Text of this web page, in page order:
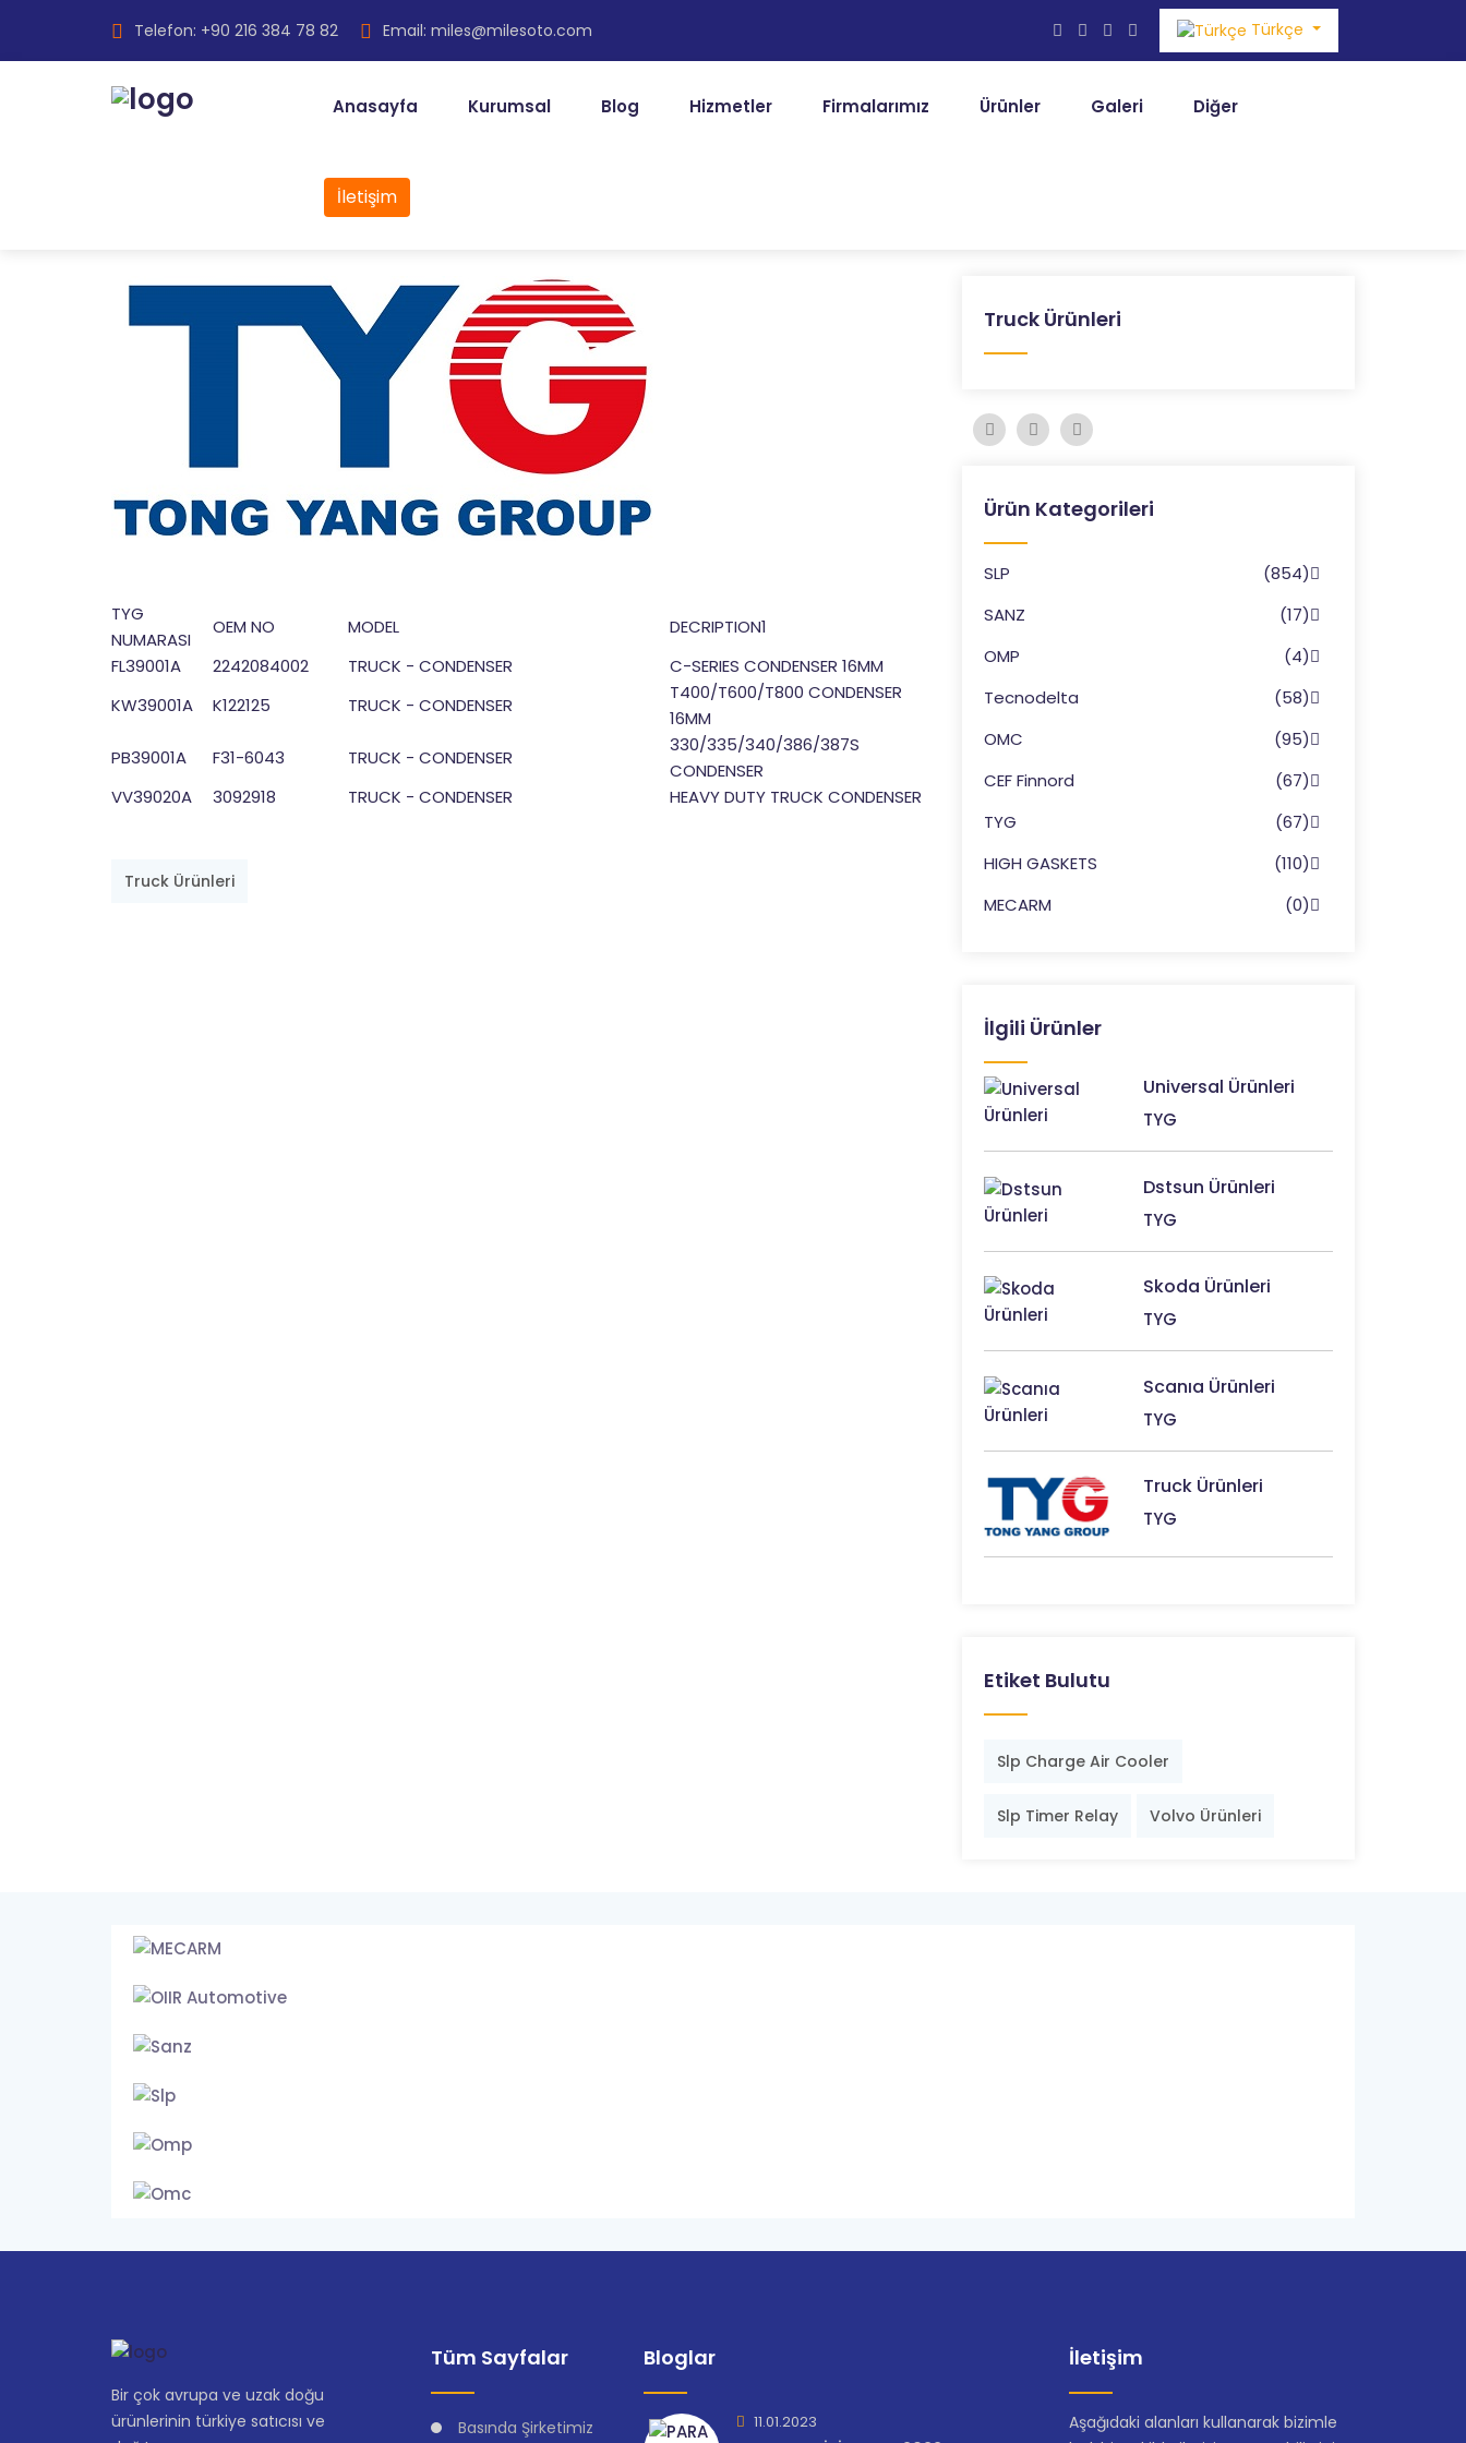
Telefon: +90 216 384 78 82 Email: miles@milesoto.com Türkçe
Anasayfa Kurumsal Blog Hizmetler Firmalarımız Ürünler Galeri Diğer
İletişim
TYG
NUMARASI
OEM NO MODEL
DECRIPTION1
FL39001A
2242084002 TRUCK - CONDENSER
C-SERIES CONDENSER 16MM
KW39001A
K122125 TRUCK - CONDENSER
T400/T600/T800 CONDENSER
16MM
PB39001A
F31-6043 TRUCK - CONDENSER
330/335/340/386/387S
CONDENSER
VV39020A
3092918 TRUCK - CONDENSER HEAVY DUTY TRUCK CONDENSER
Truck Ürünleri
Truck Ürünleri
Ürün Kategorileri
SLP
(854)
SANZ
(17)
OMP
(4)
Tecnodelta
(58)
OMC
(95)
CEF Finnord
(67)
TYG
(67)
HIGH GASKETS
(110)
MECARM
(0)
İlgili Ürünler
Universal Ürünleri
TYG
Dstsun Ürünleri
TYG
Skoda Ürünleri
TYG
Scanıa Ürünleri
TYG
Truck Ürünleri
TYG
Etiket Bulutu
Slp Charge Air Cooler
Slp Timer Relay Volvo Ürünleri
Bir çok avrupa ve uzak doğu
ürünlerinin türkiye satıcısı ve
Tüm Sayfalar
Basında Şirketimiz
Bloglar
11.01.2023
İletişim
Aşağıdaki alanları kullanarak bizimle